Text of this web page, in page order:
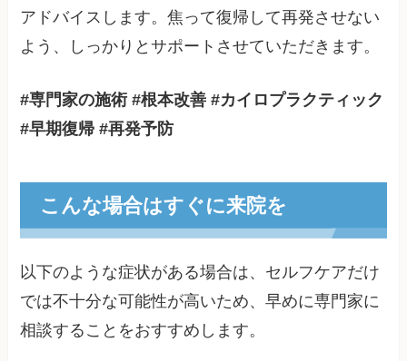
アドバイスします。焦って復帰して再発させない
よう、しっかりとサポートさせていただきます。
#専門家の施術 #根本改善 #カイロプラクティック
#早期復帰 #再発予防
こんな場合はすぐに来院を
以下のような症状がある場合は、セルフケアだけ
では不十分な可能性が高いため、早めに専門家に
相談することをおすすめします。